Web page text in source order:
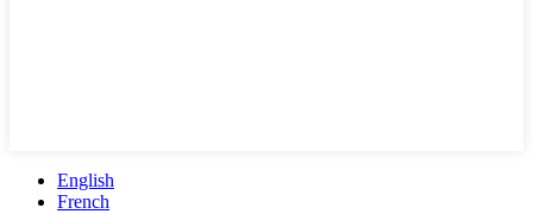
English
French